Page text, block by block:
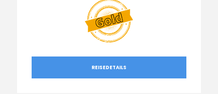
REISEDETAILS